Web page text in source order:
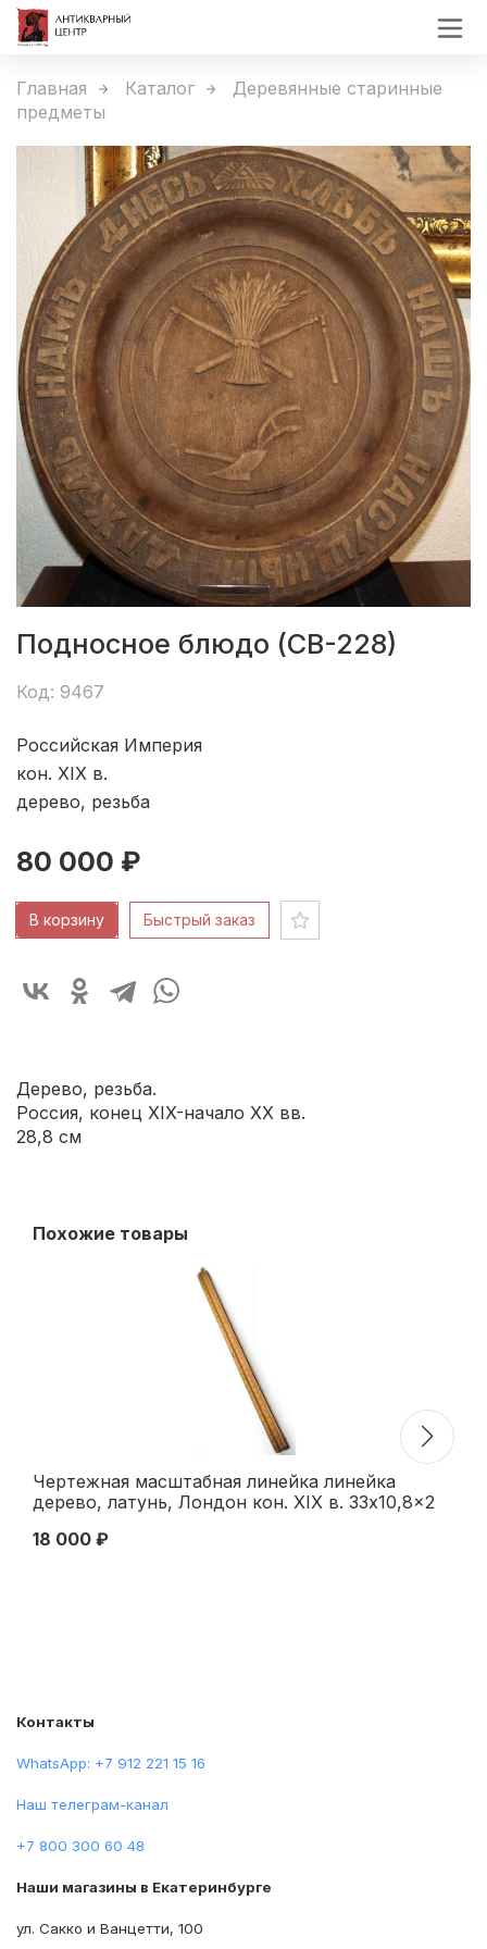
Главная Каталог
Деревянные старинные
предметы
Подносное блюдо (СВ-228)
Код: 9467
Российская Империя
кон. XIX в.
дерево, резьба
80 000 ₽
В корзину Быстрый заказ
Дерево, резьба.
Россия, конец XIX-начало ХХ вв.
28,8 см
Похожие товары
Чертежная масштабная линейка линейка
дерево, латунь, Лондон кон. XIX в. 33x10,8x2
18 000 ₽
Контакты
WhatsApp: +7 912 221 15 16
Наш телеграм-канал
+7 800 300 60 48
Наши магазины в Екатеринбурге
ул. Сакко и Ванцетти, 100